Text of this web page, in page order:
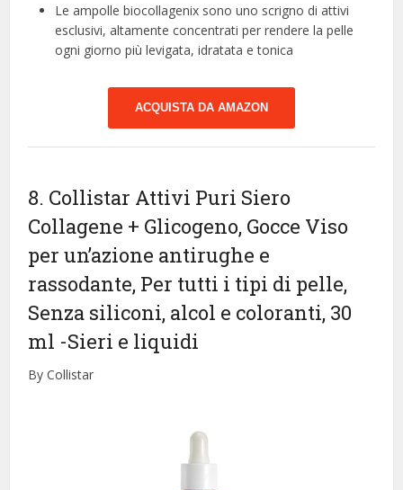
Le ampolle biocollagenix sono uno scrigno di attivi
esclusivi, altamente concentrati per rendere la pelle
ogni giorno più levigata, idratata e tonica
ACQUISTA DA AMAZON
8. Collistar Attivi Puri Siero
Collagene + Glicogeno, Gocce Viso
per un’azione antirughe e
rassodante, Per tutti i tipi di pelle,
Senza siliconi, alcol e coloranti, 30
ml -Sieri e liquidi
By Collistar